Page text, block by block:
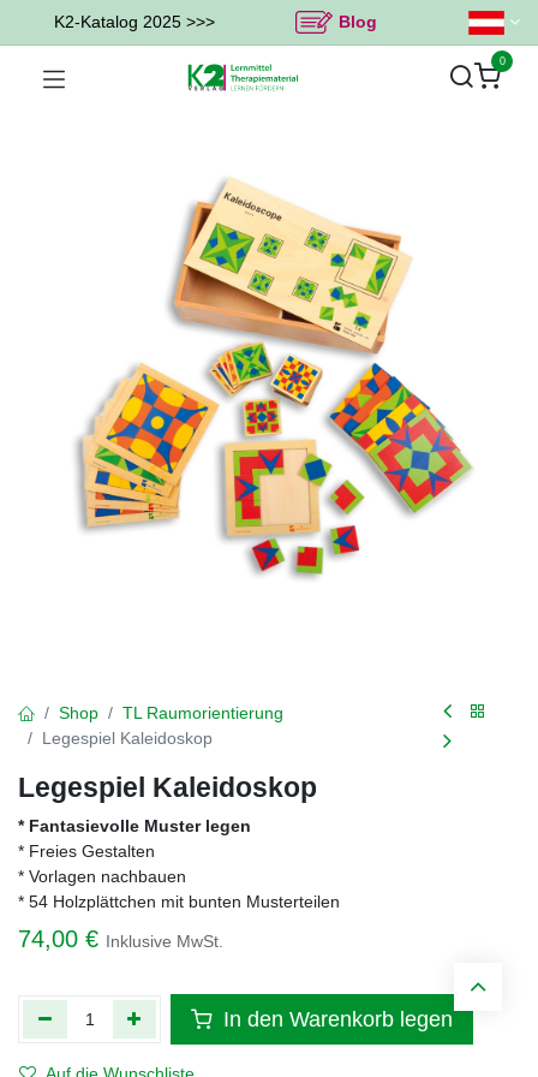
K2-Katalog 2025 >>> Blog
0
Shop
TL Raumorientierung
Legespiel Kaleidoskop
Legespiel Kaleidoskop
* Fantasievolle Muster legen
* Freies Gestalten
* Vorlagen nachbauen
* 54 Holzplättchen mit bunten Musterteilen
74,00 € Inklusive MwSt.
In den Warenkorb legen